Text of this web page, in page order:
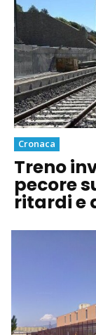
Cronaca
Treno
pecore
ritardi e